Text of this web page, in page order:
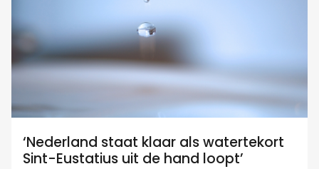
‘Nederland staat klaar als watertekort
Sint-Eustatius uit de hand loopt’